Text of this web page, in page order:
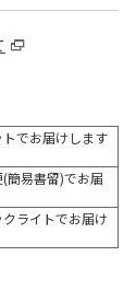
トでお届けします
簡易書留)でお届
クライトでお届け